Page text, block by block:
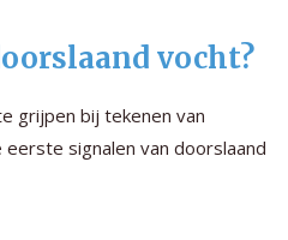
vocht?
grijpen bij tekenen van
signalen van doorslaand